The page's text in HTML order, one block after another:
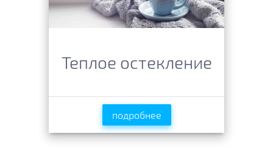
Теплое остекление
подробнее